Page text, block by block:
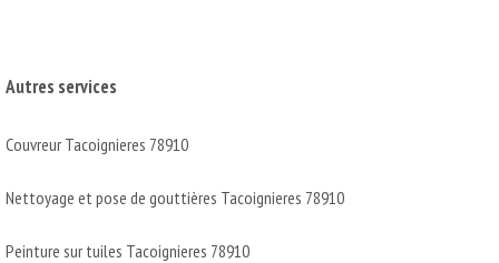
Autres services
Couvreur Tacoignieres 78910
Nettoyage et pose de gouttières Tacoignieres 78910
Peinture sur tuiles Tacoignieres 78910